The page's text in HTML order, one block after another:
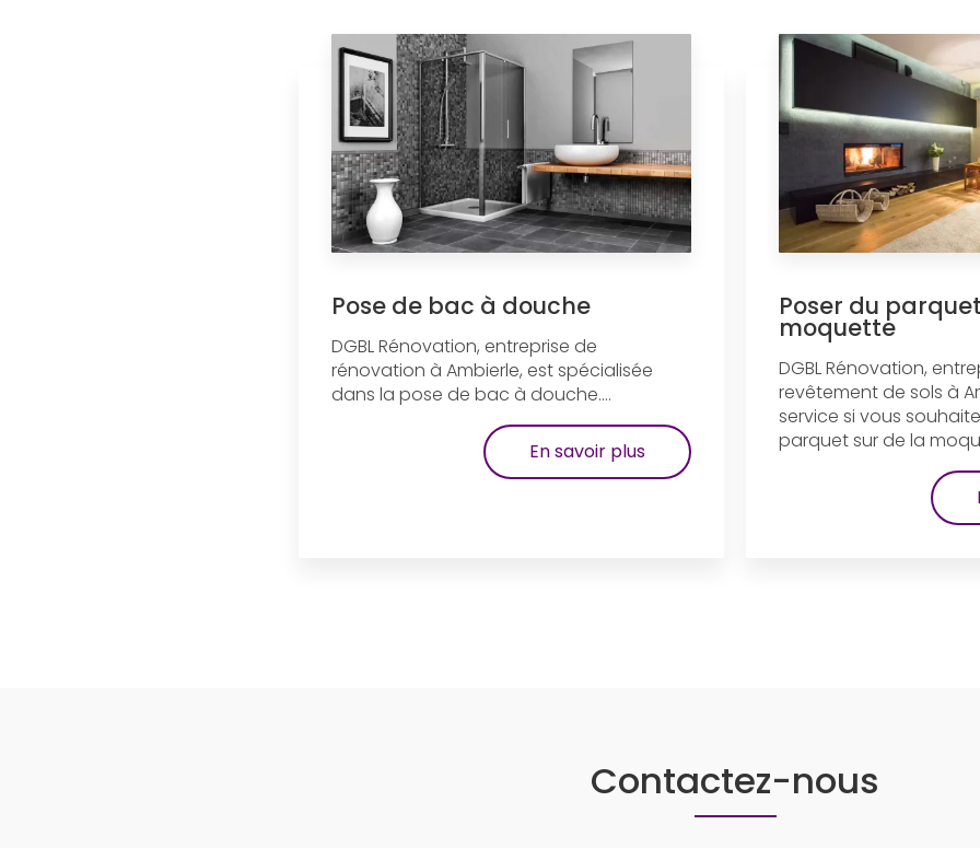
Pose de bac à douche
DGBL Rénovation, entreprise de
rénovation à Ambierle, est spécialisée
dans la pose de bac à douche....
En savoir plus
Poser du
moquette
DGBL Rénovation,
revêtement de sols à
service si vous
parquet sur de la
Contactez-nous